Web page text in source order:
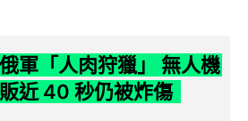
軍「人肉狩獵」 無人機
近 40 秒仍被炸傷